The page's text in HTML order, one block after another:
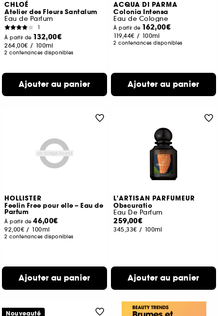
CHLOÉ
Atelier des Fleurs Santalum
Eau de Parfum
1
À partir de 132,00€
264,00€ / 100ml
2 contenances disponibles
Ajouter au panier
ACQUA DI PARMA
Colonia Intensa
Eau de Cologne
À partir de 162,00€
119,44€ / 100ml
2 contenances disponibles
Ajouter au panier
HOLLISTER
Feelin Free pour elle – Eau de
Parfum
À partir de46,00€
92,00€ / 100ml
2 contenances disponibles
Ajouter au panier
L'ARTISAN PARFUMEUR
Obscuratio
Eau De Parfum
259,00€
345,33€ / 100ml
Ajouter au panier
Nouveauté